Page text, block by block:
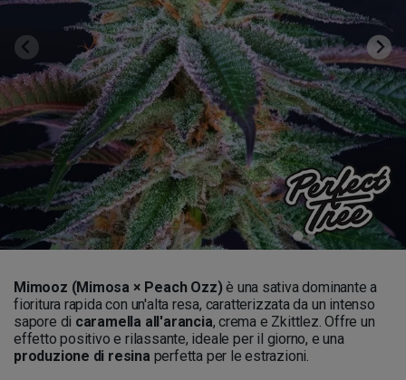
Mimooz (Mimosa × Peach Ozz)è una sativa dominante a
fioritura rapida con un'alta resa, caratterizzata da un intenso
sapore di caramella all'arancia, crema e Zkittlez. Offre un
effetto positivo e rilassante, ideale per il giorno, e una
produzione di resina perfetta per le estrazioni.